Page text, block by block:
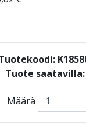
Tuote saatavilla:
Määrä